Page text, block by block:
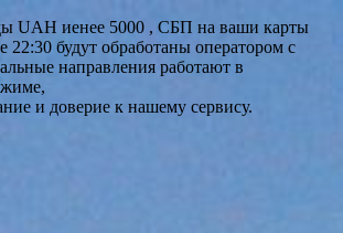
UAH иенее 5000 , СБП на ваши карты
22:30 будут обработаны оператором с
направления работают в
и доверие к нашему сервису.